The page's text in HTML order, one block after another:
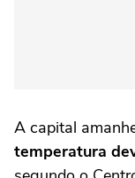
A capital
temperatura